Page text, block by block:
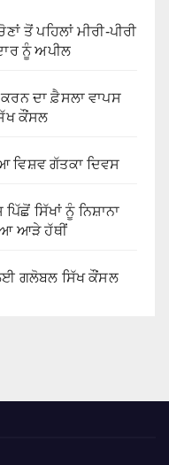
ਤੋਂ ਪਹਿਲਾਂ ਮੀਰੀ-ਪੀਰੀ
ਨੂੰ ਅਪੀਲ
ਦਾ ਫ਼ੈਸਲਾ ਵਾਪਸ
ਕੌਂਸਲ
ਵਿਸ਼ਵ ਗੱਤਕਾ ਦਿਵਸ
ਸਿੱਖਾਂ ਨੂੰ ਨਿਸ਼ਾਨਾ
ਆੜੇ ਹੱਥੀਂ
ਗਲੋਬਲ ਸਿੱਖ ਕੌਂਸਲ